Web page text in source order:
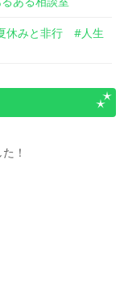
みと非行 #人生
！